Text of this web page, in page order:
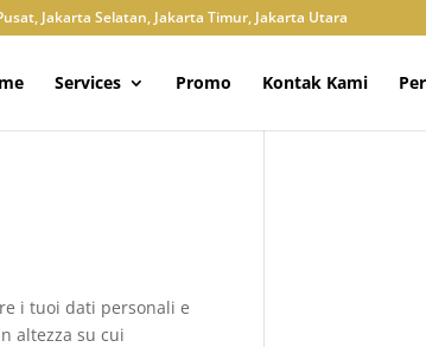
Jakarta Selatan, Jakarta Timur, Jakarta Utara
Services Promo Kontak Kami
i tuoi dati personali e
altezza su cui